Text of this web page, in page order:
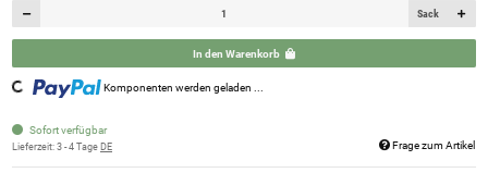
Sack
In den Warenkorb
Loading... Komponenten werden geladen ...
Sofort verfügbar
Lieferzeit: 3 - 4 Tage DE Frage zum Artikel